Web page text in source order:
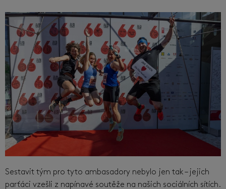
Sestavit tým pro tyto ambasadory nebylo jen tak – jejich
parťáci vzešli z napínavé soutěže na našich sociálních sítích.